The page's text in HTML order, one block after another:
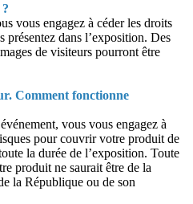
vous engagez à céder les droits
présentez dans l’exposition. Des
de visiteurs pourront être
Comment fonctionne
vous vous engagez à
pour couvrir votre produit de
la durée de l’exposition. Toute
produit ne saurait être de la
la République ou de son